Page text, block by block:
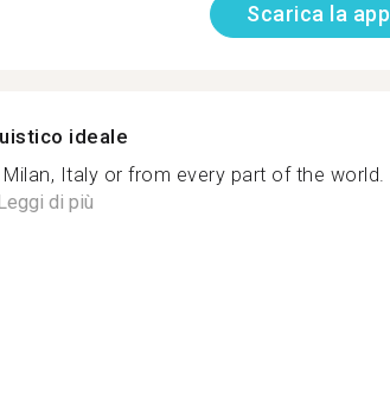
Scarica la app
ideale
Italy or from every part of the world.
di più